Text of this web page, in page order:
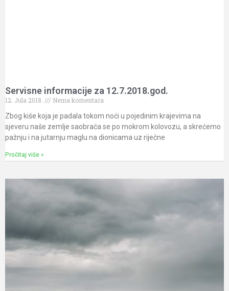
Servisne informacije za 12.7.2018.god.
12. Jula 2018.
Nema komentara
Zbog kiše koja je padala tokom noći u pojedinim krajevima na
sjeveru naše zemlje saobraća se po mokrom kolovozu, a skrećemo
pažnju i na jutarnju maglu na dionicama uz riječne
Pročitaj više »